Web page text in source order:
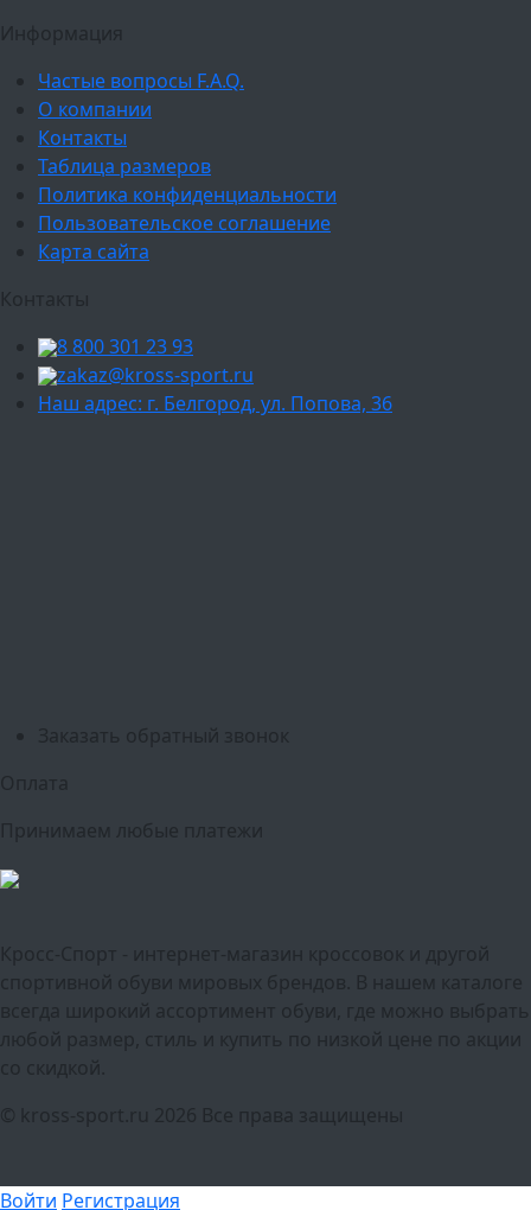
Информация
Частые вопросы F.A.Q.
О компании
Контакты
Таблица размеров
Политика конфиденциальности
Пользовательское соглашение
Карта сайта
Контакты
8 800 301 23 93
zakaz@kross-sport.ru
Наш адрес: г. Белгород, ул. Попова, 36
Заказать обратный звонок
Оплата
Принимаем любые платежи
Кросс-Спорт - интернет-магазин кроссовок и другой
спортивной обуви мировых брендов. В нашем каталоге
всегда широкий ассортимент обуви, где можно выбрать
любой размер, стиль и купить по низкой цене по акции
со скидкой.
© kross-sport.ru
2026 Все права защищены
Войти Регистрация